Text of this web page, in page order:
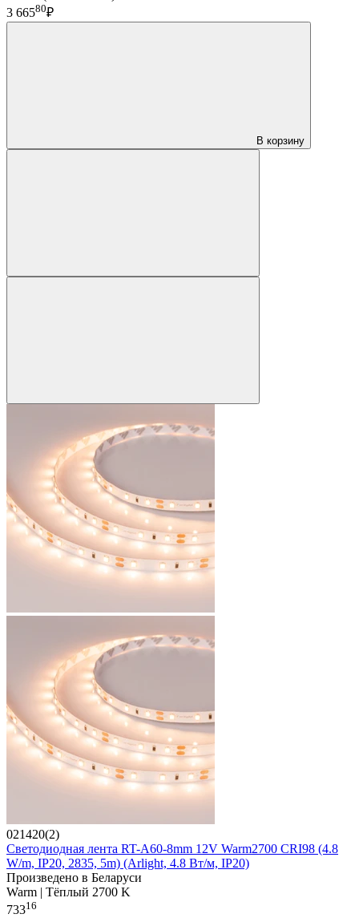
3 66580₽
В корзину
021420(2)
Светодиодная лента RT-A60-8mm 12V Warm2700 CRI98 (4.8
W/m, IP20, 2835, 5m) (Arlight, 4.8 Вт/м, IP20)
Произведено в Беларуси
Warm | Тёплый 2700 K
73316